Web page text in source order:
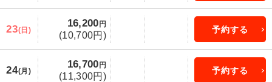
23(日)
16,200 円
(10,700円)
予約する
24(月)
16,700 円
(11,300円)
予約する